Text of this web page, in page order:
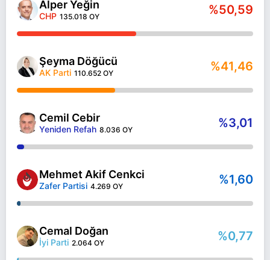
Alper Yeğin
CHP 135.018 OY %50,59
Şeyma Döğücü
AK Parti 110.652 OY %41,46
Cemil Cebir
Yeniden Refah 8.036 OY %3,01
Mehmet Akif Cenkci
Zafer Partisi 4.269 OY %1,60
Cemal Doğan
İyi Parti 2.064 OY %0,77